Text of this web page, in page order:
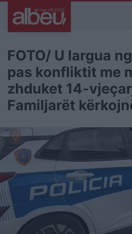
FOTO/ U largua
pas konfliktit me
zhduket 14-
Familjarët